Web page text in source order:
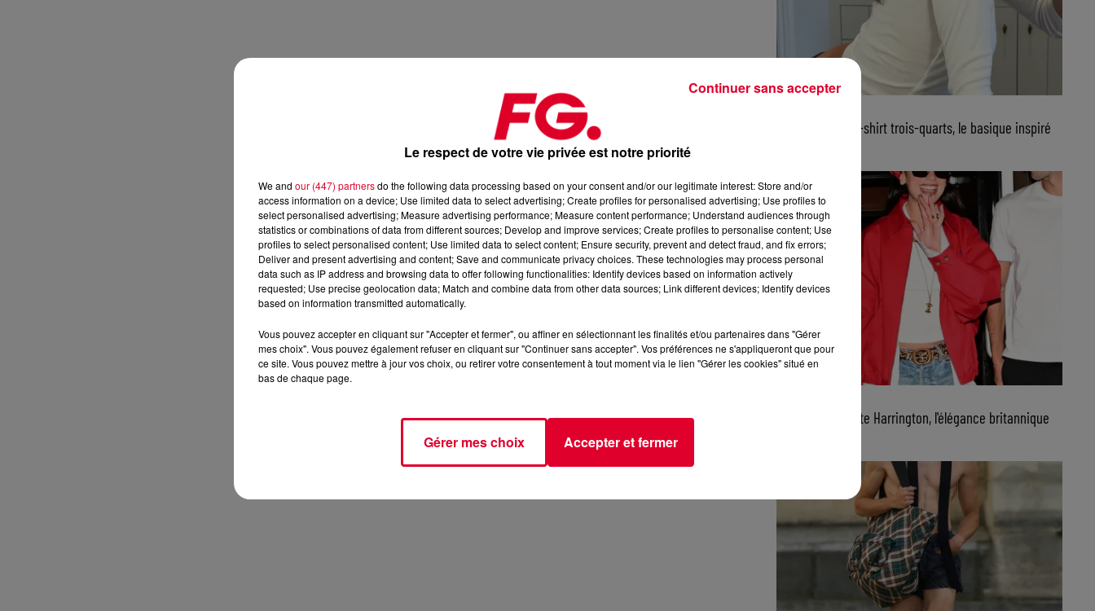
FG CHIC : Le tee-shirt trois-quarts, le basique inspiré
FG CHIC : La veste Harrington, l'élégance britannique
Le respect de votre vie privée est notre priorité
We and our (447) partnersdo the following data processing based on your consent and/or our legitimate interest: Store and/or
access information on a device; Use limited data to select advertising; Create profiles for personalised advertising; Use profiles to
select personalised advertising; Measure advertising performance; Measure content performance; Understand audiences through
statistics or combinations of data from different sources; Develop and improve services; Create profiles to personalise content; Use
profiles to select personalised content; Use limited data to select content; Ensure security, prevent and detect fraud, and fix errors;
Deliver and present advertising and content; Save and communicate privacy choices. These technologies may process personal
data such as IP address and browsing data to offer following functionalities: Identify devices based on information actively
requested; Use precise geolocation data; Match and combine data from other data sources; Link different devices; Identify devices
based on information transmitted automatically.
Vous pouvez accepter en cliquant sur "Accepter et fermer", ou affiner en sélectionnant les finalités et/ou partenaires dans "Gérer
mes choix". Vous pouvez également refuser en cliquant sur "Continuer sans accepter". Vos préférences ne s'appliqueront que pour
ce site. Vous pouvez mettre à jour vos choix, ou retirer votre consentement à tout moment via le lien "Gérer les cookies" situé en
bas de chaque page.
Gérer mes choix Accepter et fermer
Continuer sans accepter